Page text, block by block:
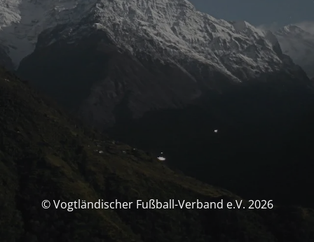
© Vogtländischer Fußball-Verband e.V. 2026